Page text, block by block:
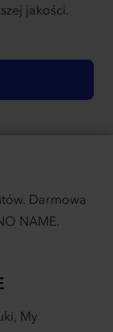
jakości.
Darmowa
NAME.
My